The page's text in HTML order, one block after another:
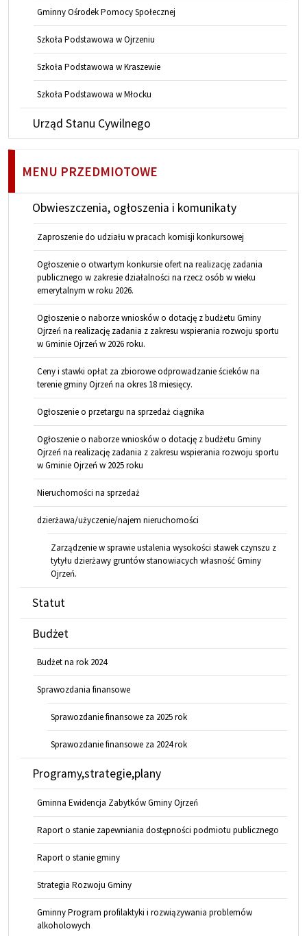
Gminny Ośrodek Pomocy Społecznej
Szkoła Podstawowa w Ojrzeniu
Szkoła Podstawowa w Kraszewie
Szkoła Podstawowa w Młocku
Urząd Stanu Cywilnego
MENU PRZEDMIOTOWE
Obwieszczenia, ogłoszenia i komunikaty
Zaproszenie do udziału w pracach komisji konkursowej
Ogłoszenie o otwartym konkursie ofert na realizację zadania
publicznego w zakresie działalności na rzecz osób w wieku
emerytalnym w roku 2026.
Ogłoszenie o naborze wniosków o dotację z budżetu Gminy
Ojrzeń na realizację zadania z zakresu wspierania rozwoju sportu
w Gminie Ojrzeń w 2026 roku.
Ceny i stawki opłat za zbiorowe odprowadzanie ścieków na
terenie gminy Ojrzeń na okres 18 miesięcy.
Ogłoszenie o przetargu na sprzedaż ciągnika
Ogłoszenie o naborze wniosków o dotację z budżetu Gminy
Ojrzeń na realizację zadania z zakresu wspierania rozwoju sportu
w Gminie Ojrzeń w 2025 roku
Nieruchomości na sprzedaż
dzierżawa/użyczenie/najem nieruchomości
Zarządzenie w sprawie ustalenia wysokości stawek czynszu z
tytyłu dzierżawy gruntów stanowiacych własność Gminy
Ojrzeń.
Statut
Budżet
Budżet na rok 2024
Sprawozdania finansowe
Sprawozdanie finansowe za 2025 rok
Sprawozdanie finansowe za 2024 rok
Programy,strategie,plany
Gminna Ewidencja Zabytków Gminy Ojrzeń
Raport o stanie zapewniania dostępności podmiotu publicznego
Raport o stanie gminy
Strategia Rozwoju Gminy
Gminny Program profilaktyki i rozwiązywania problemów
alkoholowych